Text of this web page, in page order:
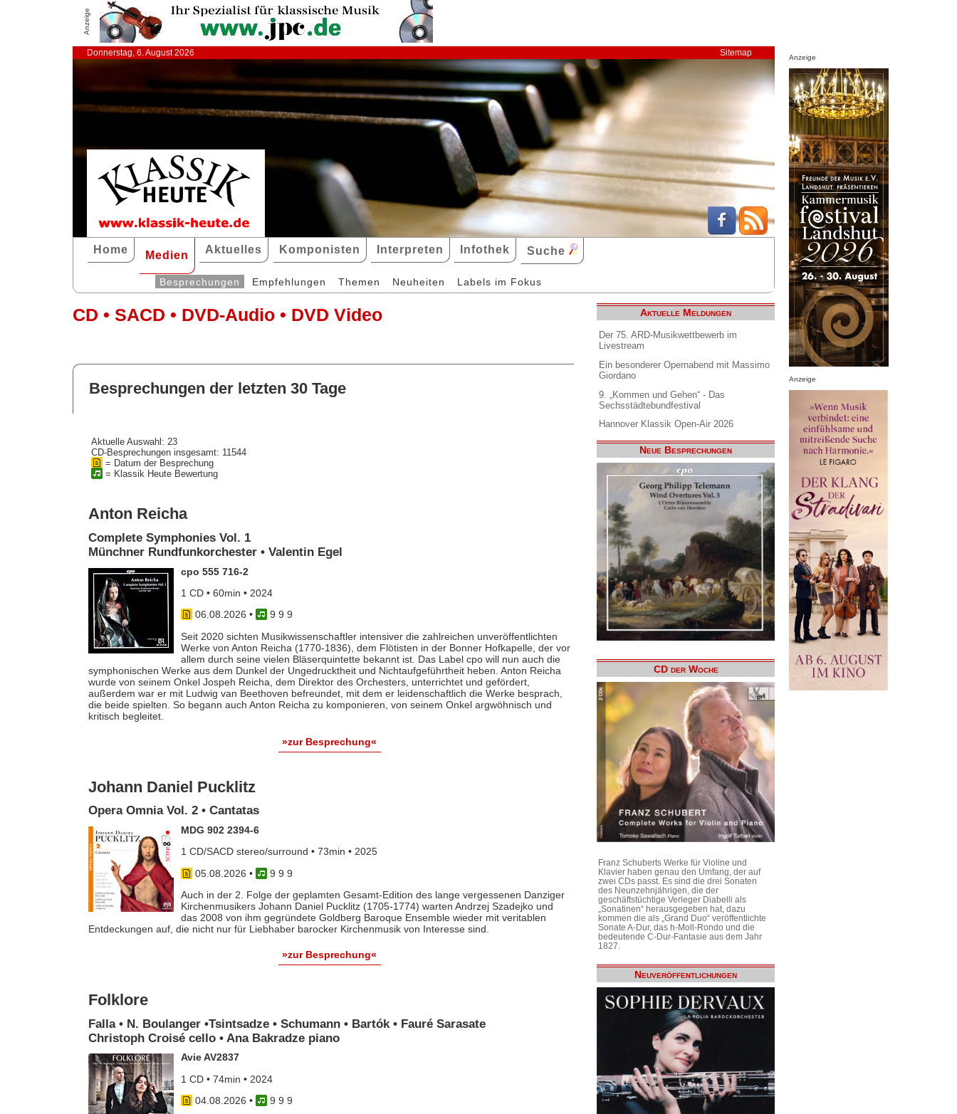
Anzeige
Donnerstag, 6. August 2026 Sitemap
Home Medien Aktuelles Komponisten Interpreten Infothek Suche
Besprechungen Empfehlungen Themen Neuheiten Labels im Fokus
CD • SACD • DVD-Audio • DVD Video
Besprechungen der letzten 30 Tage
Aktuelle Auswahl: 23
CD-Besprechungen insgesamt: 11544
= Datum der Besprechung
= Klassik Heute Bewertung
Anton Reicha
Complete Symphonies Vol. 1
Münchner Rundfunkorchester • Valentin Egel
cpo 555 716-2
1 CD • 60min • 2024
06.08.2026 •
9 9 9
Seit 2020 sichten Musikwissenschaftler intensiver die zahlreichen unveröffentlichten
Werke von Anton Reicha (1770-1836), dem Flötisten in der Bonner Hofkapelle, der vor
allem durch seine vielen Bläserquintette bekannt ist. Das Label cpo will nun auch die
symphonischen Werke aus dem Dunkel der Ungedrucktheit und Nichtaufgeführtheit heben. Anton Reicha
wurde von seinem Onkel Jospeh Reicha, dem Direktor des Orchesters, unterrichtet und gefördert,
außerdem war er mit Ludwig van Beethoven befreundet, mit dem er leidenschaftlich die Werke besprach,
die beide spielten. So begann auch Anton Reicha zu komponieren, von seinem Onkel argwöhnisch und
kritisch begleitet.
»zur Besprechung«
Johann Daniel Pucklitz
Opera Omnia Vol. 2 • Cantatas
MDG 902 2394-6
1 CD/SACD stereo/surround • 73min • 2025
05.08.2026 •
9 9 9
Auch in der 2. Folge der geplamten Gesamt-Edition des lange vergessenen Danziger
Kirchenmusikers Johann Daniel Pucklitz (1705-1774) warten Andrzej Szadejko und
das 2008 von ihm gegründete Goldberg Baroque Ensemble wieder mit veritablen
Entdeckungen auf, die nicht nur für Liebhaber barocker Kirchenmusik von Interesse sind.
»zur Besprechung«
Folklore
Falla • N. Boulanger •Tsintsadze • Schumann • Bartók • Fauré Sarasate
Christoph Croisé cello • Ana Bakradze piano
Avie AV2837
1 CD • 74min • 2024
04.08.2026 •
9 9 9
Aktuelle Meldungen
Der 75. ARD-Musikwettbewerb im
Livestream
Ein besonderer Opernabend mit Massimo
Giordano
9. „Kommen und Gehen“ - Das
Sechsstädtebundfestival
Hannover Klassik Open-Air 2026
Neue Besprechungen
CD der Woche
Franz Schuberts Werke für Violine und
Klavier haben genau den Umfang, der auf
zwei CDs passt. Es sind die drei Sonaten
des Neunzehnjährigen, die der
geschäftstüchtige Verleger Diabelli als
„Sonatinen“ herausgegeben hat, dazu
kommen die als „Grand Duo“ veröffentlichte
Sonate A-Dur, das h-Moll-Rondo und die
bedeutende C-Dur-Fantasie aus dem Jahr
1827.
Neuveröffentlichungen
Anzeige
Anzeige